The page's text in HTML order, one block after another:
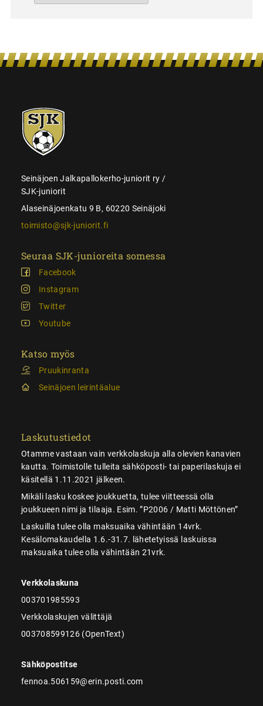
SJK-
juniorit
Seinäjoen Jalkapallokerho-juniorit ry /
SJK-juniorit
Alaseinäjoenkatu 9 B, 60220 Seinäjoki
toimisto@sjk-juniorit.fi
Seuraa SJK-junioreita somessa
Facebook
Instagram
Twitter
Youtube
Katso myös
Pruukinranta
Seinäjoen leirintäalue
Laskutustiedot
Otamme vastaan vain verkkolaskuja alla olevien kanavien
kautta. Toimistolle tulleita sähköposti- tai paperilaskuja ei
käsitellä 1.11.2021 jälkeen.
Mikäli lasku koskee joukkuetta, tulee viitteessä olla
joukkueen nimi ja tilaaja. Esim. ”P2006 / Matti Möttönen”
Laskuilla tulee olla maksuaika vähintään 14vrk.
Kesälomakaudella 1.6.-31.7. lähetetyissä laskuissa
maksuaika tulee olla vähintään 21vrk.
Verkkolaskuna
003701985593
Verkkolaskujen välittäjä
003708599126 (OpenText)
Sähköpostitse
fennoa.506159@erin.posti.com